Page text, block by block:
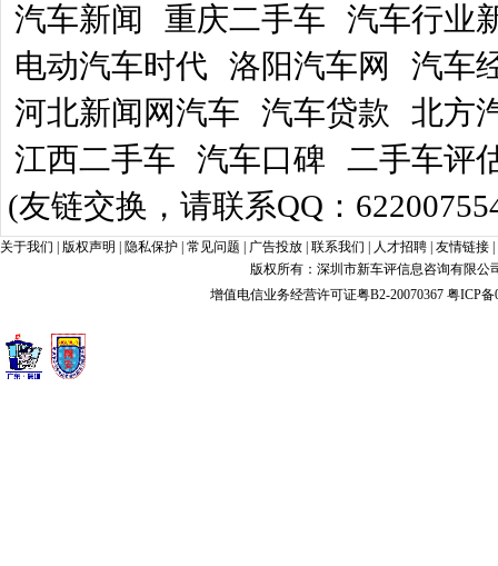
汽车新闻
重庆二手车
汽车行业
电动汽车时代
洛阳汽车网
汽车
河北新闻网汽车
汽车贷款
北方
江西二手车
汽车口碑
二手车评
(友链交换，请联系QQ：
关于我们 版权声明 隐私保护 常见问题 广告投放 联系我们 人才招聘 友情链接
版权所有：深圳市新车评信息咨询有限公
增值电信业务经营许可证粤B2-20070367 粤ICP备